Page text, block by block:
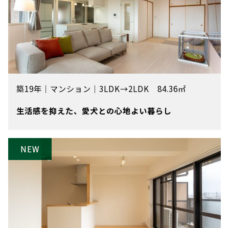
築19年 ｜ マンション ｜ 3LDK→2LDK 84.36㎡
生活感を抑えた、愛犬との心地よい暮らし